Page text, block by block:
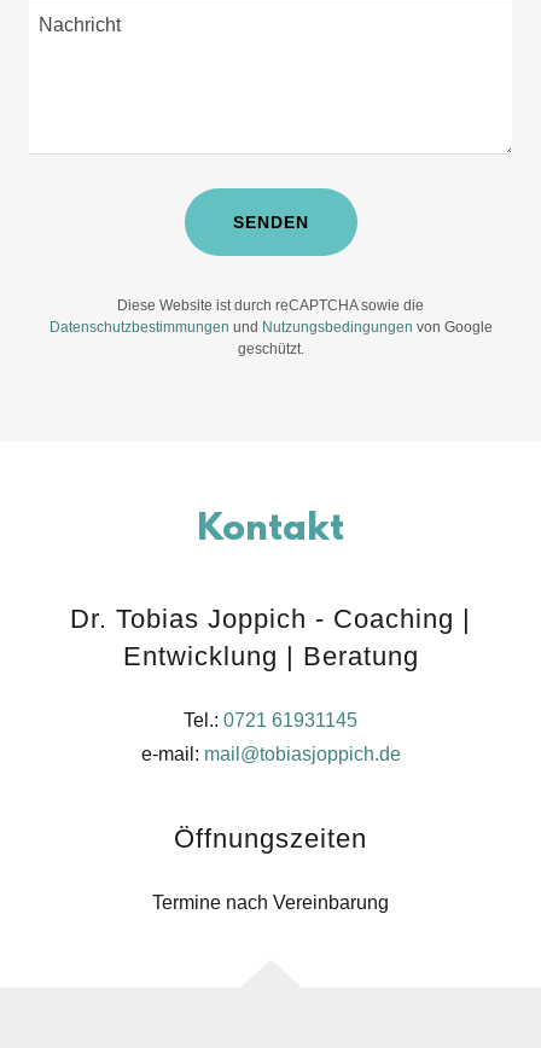
SENDEN
Diese Website ist durch reCAPTCHA sowie die
Datenschutzbestimmungen und Nutzungsbedingungen von Google
geschützt.
Kontakt
Dr. Tobias Joppich - Coaching |
Entwicklung | Beratung
Tel.: 0721 61931145
e-mail: mail@tobiasjoppich.de
Öffnungszeiten
Termine nach Vereinbarung